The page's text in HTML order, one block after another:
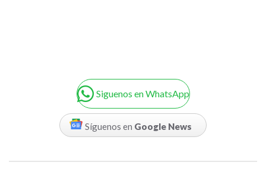
Siguenos en WhatsApp
Síguenos en Google News